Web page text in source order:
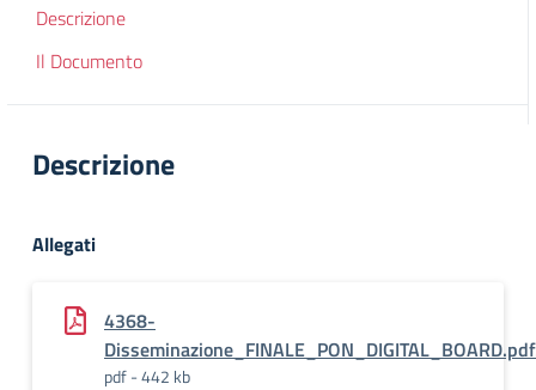
Descrizione
Il Documento
Descrizione
Allegati
4368-
pdf - 442 kb